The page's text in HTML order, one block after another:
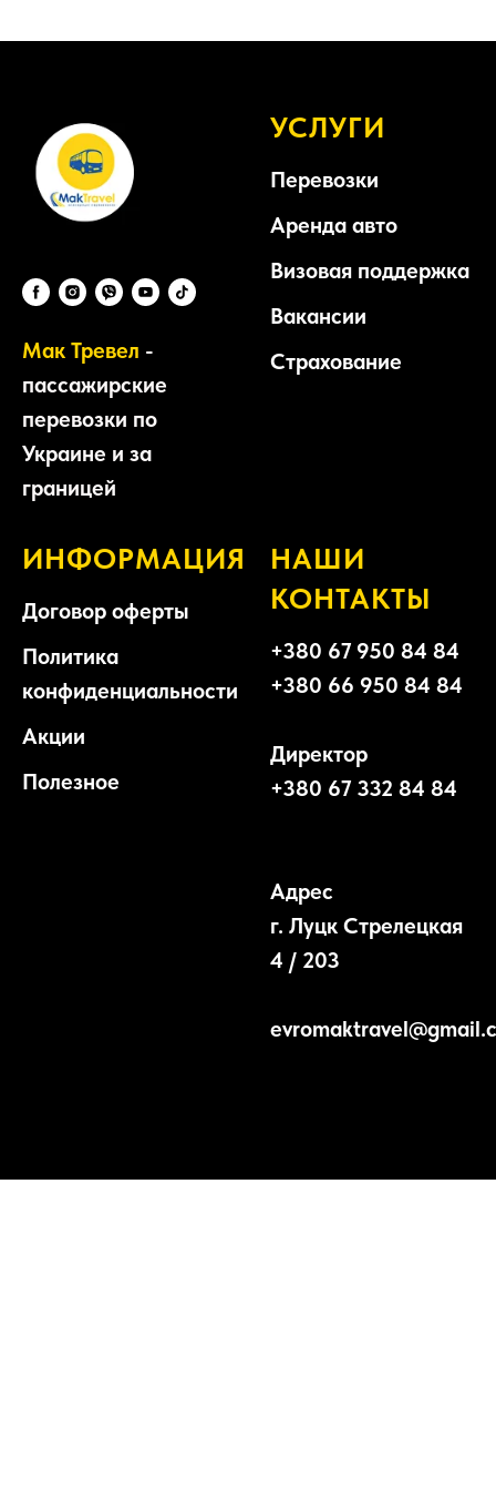
Мак Тревел -
пассажирские
перевозки по
Украине и за
границей
УСЛУГИ
Перевозки
Аренда авто
Визовая поддержка
Вакансии
Страхование
ИНФОРМАЦИЯ
Договор оферты
Политика
конфиденциальности
Акции
Полезное
НАШИ
КОНТАКТЫ
+380 67 950 84 84
+380 66 950 84 84
Директор
+380 67 332 84 84
Адрес
г. Луцк Стрелецкая
4 / 203